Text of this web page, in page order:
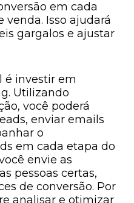
em cada
Isso ajudará
gargalos e ajustar
é investir em
Utilizando
você poderá
enviar emails
o
em cada etapa do
envie as
pessoas certas,
de conversão. Por
analisar e otimizar